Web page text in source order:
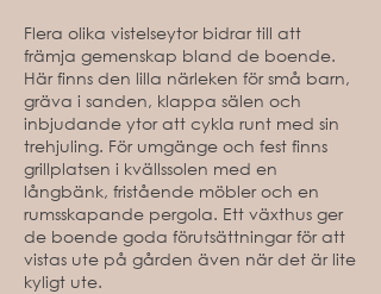
Flera olika vistelseytor bidrar till att
främja gemenskap bland de boende.
Här finns den lilla närleken för små barn,
gräva i sanden, klappa sälen och
inbjudande ytor att cykla runt med sin
trehjuling. För umgänge och fest finns
grillplatsen i kvällssolen med en
långbänk, fristående möbler och en
rumsskapande pergola. Ett växthus ger
de boende goda förutsättningar för att
vistas ute på gården även när det är lite
kyligt ute.